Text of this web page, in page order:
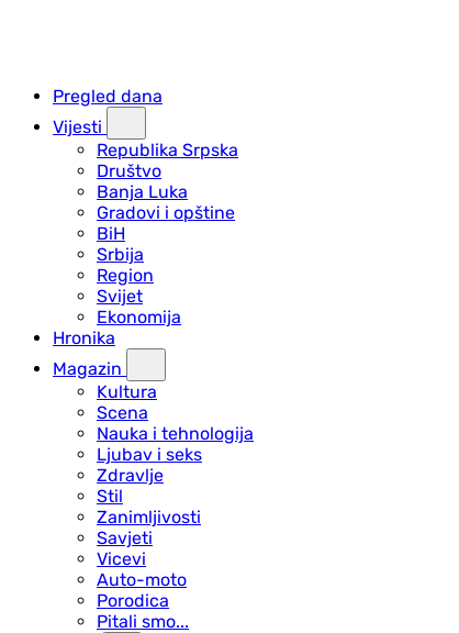
Pregled dana
Vijesti
Republika Srpska
Društvo
Banja Luka
Gradovi i opštine
BiH
Srbija
Region
Svijet
Ekonomija
Hronika
Magazin
Kultura
Scena
Nauka i tehnologija
Ljubav i seks
Zdravlje
Stil
Zanimljivosti
Savjeti
Vicevi
Auto-moto
Porodica
Pitali smo...